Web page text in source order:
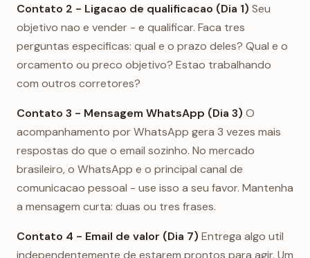
Contato 2 - Ligacao de qualificacao (Dia 1) Seu
objetivo nao e vender - e qualificar. Faca tres
perguntas especificas: qual e o prazo deles? Qual e o
orcamento ou preco objetivo? Estao trabalhando
com outros corretores?
Contato 3 - Mensagem WhatsApp (Dia 3) O
acompanhamento por WhatsApp gera 3 vezes mais
respostas do que o email sozinho. No mercado
brasileiro, o WhatsApp e o principal canal de
comunicacao pessoal - use isso a seu favor. Mantenha
a mensagem curta: duas ou tres frases.
Contato 4 - Email de valor (Dia 7) Entrega algo util